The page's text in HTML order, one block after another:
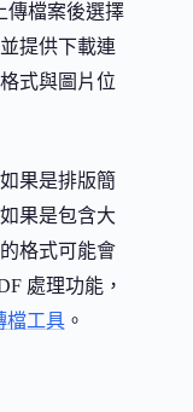
傳檔案後選擇
提供下載連
式與圖片位
果是排版簡
果是包含大
格式可能會
處理功能，
檔工具 。